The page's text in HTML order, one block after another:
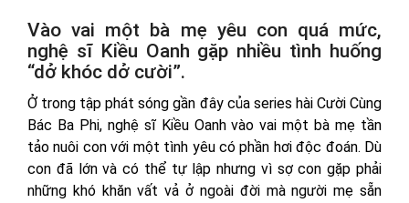
Vào vai một bà mẹ yêu con quá mức,
nghệ sĩ Kiều Oanh gặp nhiều tình huống
“dở khóc dở cười”.
Ở trong tập phát sóng gần đây của series hài Cười Cùng
Bác Ba Phi, nghệ sĩ Kiều Oanh vào vai một bà mẹ tần
tảo nuôi con với một tình yêu có phần hơi độc đoán. Dù
con đã lớn và có thể tự lập nhưng vì sợ con gặp phải
những khó khăn vất vả ở ngoài đời mà người mẹ sẵn